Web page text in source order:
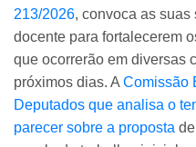
213/2026, convoca as
docente para fortalecerem
que ocorrerão em diversas
próximos dias. A Comissão
Deputados que analisa o
parecer sobre a proposta